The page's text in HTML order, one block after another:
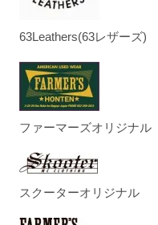
63Leathers(63レザーズ)
ファーマーズオリジナル
スクーターオリジナル